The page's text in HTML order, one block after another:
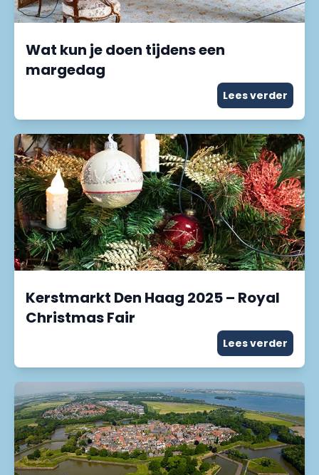
Wat kun je doen tijdens een
margedag
Lees verder
Kerstmarkt Den Haag 2025 – Royal
Christmas Fair
Lees verder